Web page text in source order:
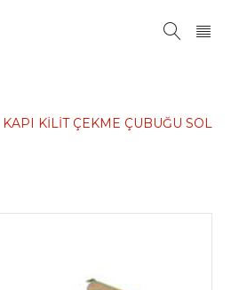
KAPI KİLİT ÇEKME ÇUBUĞU SOL